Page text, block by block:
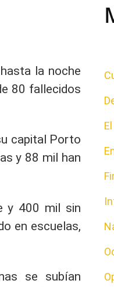
la noche
80 fallecidos
capital Porto
y 88 mil han
y 400 mil sin
en escuelas,
se subían